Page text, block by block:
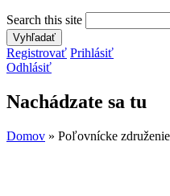
Search this site
Registrovať Prihlásiť
Odhlásiť
Nachádzate sa tu
Domov » Poľovnícke